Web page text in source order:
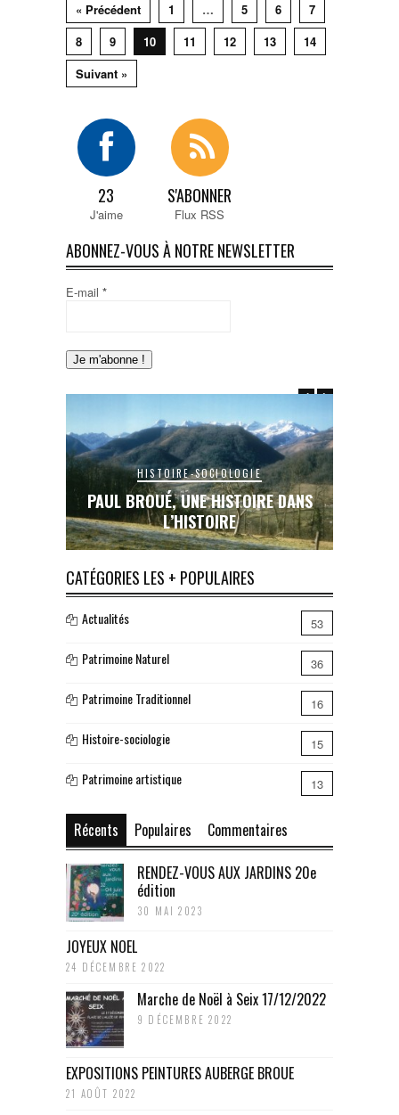
« Précédent 1 … 5 6
7
8
9 10 11 12 13
14
Suivant »
23
J'aime
S'ABONNER
Flux RSS
ABONNEZ-VOUS À NOTRE NEWSLETTER
E-mail *
HISTOIRE-SOCIOLOGIE
PAUL BROUÉ, UNE HISTOIRE DANS
L’HISTOIRE
CATÉGORIES LES + POPULAIRES
Actualités 53
Patrimoine Naturel 36
Patrimoine Traditionnel 16
Histoire-sociologie 15
Patrimoine artistique 13
Récents Populaires
Commentaires
RENDEZ-VOUS AUX JARDINS 20e
édition
30 MAI 2023
JOYEUX NOEL
24 DÉCEMBRE 2022
Marche de Noël à Seix 17/12/2022
9 DÉCEMBRE 2022
EXPOSITIONS PEINTURES AUBERGE BROUE
21 AOÛT 2022